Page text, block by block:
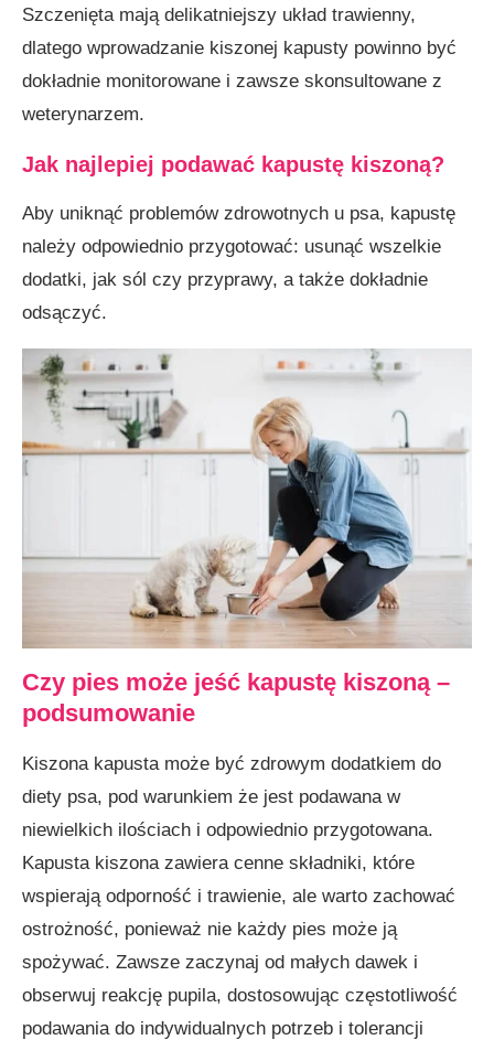
Szczenięta mają delikatniejszy układ trawienny,
dlatego wprowadzanie kiszonej kapusty powinno być
dokładnie monitorowane i zawsze skonsultowane z
weterynarzem.
Jak najlepiej podawać kapustę kiszoną?
Aby uniknąć problemów zdrowotnych u psa, kapustę
należy odpowiednio przygotować: usunąć wszelkie
dodatki, jak sól czy przyprawy, a także dokładnie
odsączyć.
Czy pies może jeść kapustę kiszoną –
podsumowanie
Kiszona kapusta może być zdrowym dodatkiem do
diety psa, pod warunkiem że jest podawana w
niewielkich ilościach i odpowiednio przygotowana.
Kapusta kiszona zawiera cenne składniki, które
wspierają odporność i trawienie, ale warto zachować
ostrożność, ponieważ nie każdy pies może ją
spożywać. Zawsze zaczynaj od małych dawek i
obserwuj reakcję pupila, dostosowując częstotliwość
podawania do indywidualnych potrzeb i tolerancji